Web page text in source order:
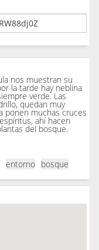
nos muestran su
la tarde hay neblina
verde. Las
quedan muy
ponen muchas cruces
ahí hacen
del bosque.
entorno bosque